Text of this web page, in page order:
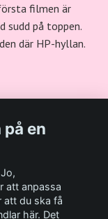
filmen är
sudd på toppen.
där HP-hyllan.
på en
att anpassa
att du ska få
här. Det